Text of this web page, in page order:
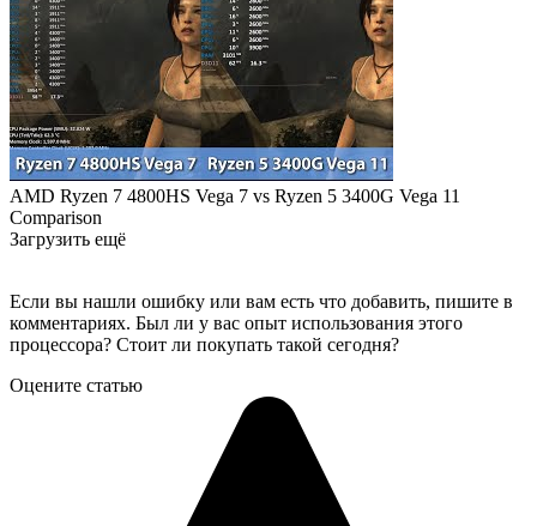
AMD Ryzen 7 4800HS Vega 7 vs Ryzen 5 3400G Vega 11
Comparison
Загрузить ещё
Если вы нашли ошибку или вам есть что добавить, пишите в
комментариях. Был ли у вас опыт использования этого
процессора? Стоит ли покупать такой сегодня?
Оцените статью